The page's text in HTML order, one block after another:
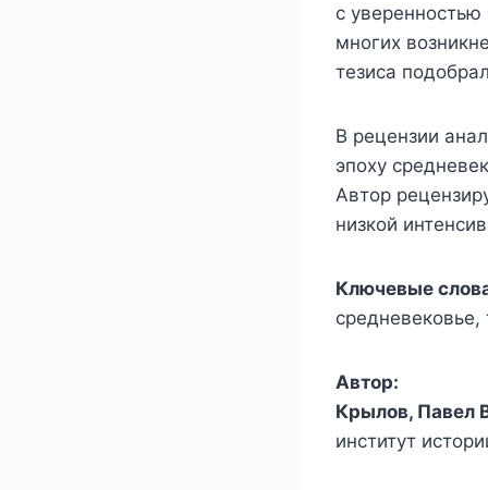
с
многих
тезиса
В рецензии
эпоху
Автор
низкой
Ключевые
Автор:
Крылов, Павел
институт